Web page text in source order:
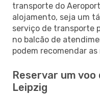
transporte do
alojamento, seja um
serviço de transporte
no balcão de
podem recomendar as
Reservar um voo
Leipzig